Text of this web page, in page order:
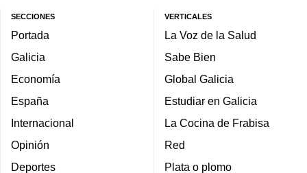
SECCIONES
Portada
Galicia
Economía
España
Internacional
Opinión
Deportes
VERTICALES
La Voz de la Salud
Sabe Bien
Global Galicia
Estudiar en Galicia
La Cocina de Frabisa
Red
Plata o plomo